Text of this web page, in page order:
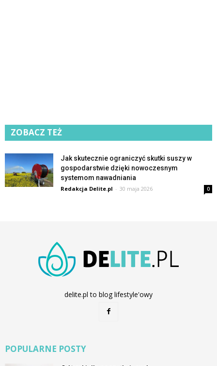
ZOBACZ TEŻ
Jak skutecznie ograniczyć skutki suszy w
gospodarstwie dzięki nowoczesnym
systemom nawadniania
Redakcja Delite.pl - 30 maja 2026 0
delite.pl to blog lifestyle'owy
POPULARNE POSTY